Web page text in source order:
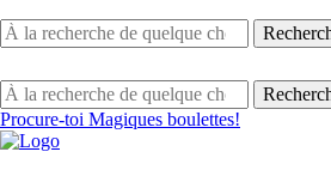
Procure-toi Magiques boulettes!